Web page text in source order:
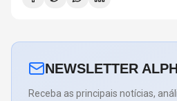
NEWSLETTER
Receba as principais notícias,